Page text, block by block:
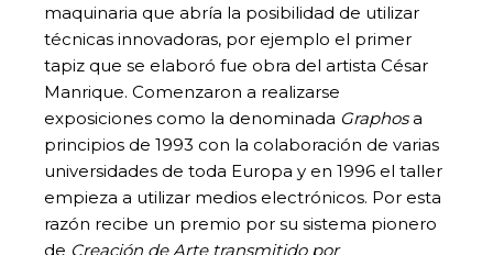
maquinaria que abría la posibilidad de utilizar
técnicas innovadoras, por ejemplo el primer
tapiz que se elaboró fue obra del artista César
Manrique. Comenzaron a realizarse
exposiciones como la denominada Graphosa
principios de 1993 con la colaboración de varias
universidades de toda Europa y en 1996 el taller
empieza a utilizar medios electrónicos. Por esta
razón recibe un premio por su sistema pionero
de Creación de Arte transmitido por